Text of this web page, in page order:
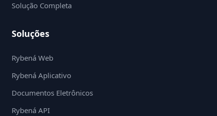
Solução Completa
Soluções
Rybená Web
Rybená Aplicativo
Documentos Eletrônicos
Rybená API